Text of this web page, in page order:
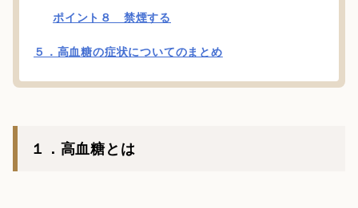
ポイント８ 禁煙する
５．高血糖の症状についてのまとめ
１．高血糖とは